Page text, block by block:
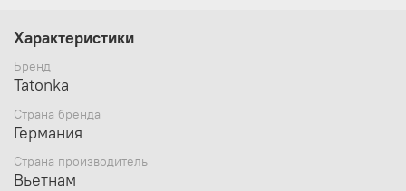
Отличительные особенности:
Перегородка между верхним и нижним
отделеними
Лямки анатомической формы
Регулируемый нагрудный ремень
Мягкий и удобный поясной ремень
Возможность затянуть или ослабить пояс одной
Характеристики
Бренд
Tatonka
Страна бренда
Германия
Страна производитель
Вьетнам